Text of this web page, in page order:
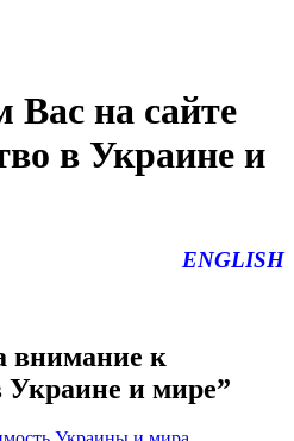
Вас на сайте
в Украине и
ENGLISH
внимание к
Украине и мире”